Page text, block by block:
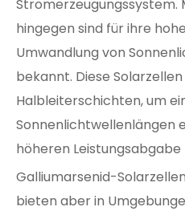
Stromerzeugungssystem.
hingegen sind für ihre
Umwandlung von
bekannt. Diese
Halbleiterschichten, um
Sonnenlichtwellenlängen
höheren Leistungsabgabe
Galliumarsenid-
bieten aber in